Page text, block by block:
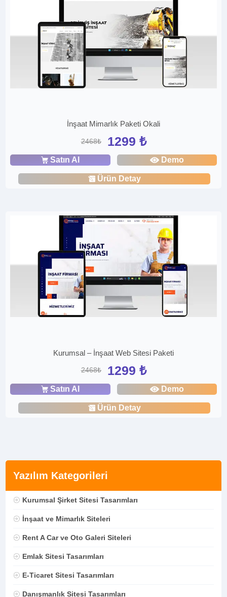
Yazılım Kategorileri
Kurumsal Şirket Sitesi Tasarımları
İnşaat ve Mimarlık Siteleri
Rent A Car ve Oto Galeri Siteleri
Emlak Sitesi Tasarımları
E-Ticaret Sitesi Tasarımları
Danışmanlık Sitesi Tasarımları
İnşaat Mimarlık Paketi Okali
2468₺ 1299 ₺
Satın Al Demo
Ürün Detay
Kurumsal – İnşaat Web Sitesi Paketi
2468₺ 1299 ₺
Satın Al Demo
Ürün Detay